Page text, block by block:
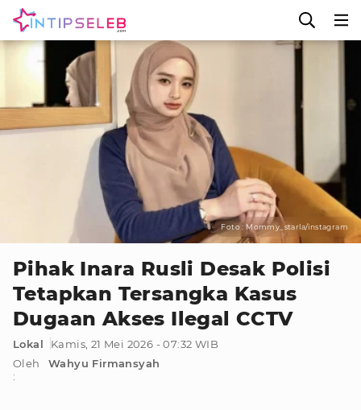
Foto : Mommy_starla/instagram
Pihak Inara Rusli Desak Polisi
Tetapkan Tersangka Kasus
Dugaan Akses Ilegal CCTV
Lokal
Kamis, 21 Mei 2026 - 07:32 WIB
Oleh
:
Wahyu Firmansyah